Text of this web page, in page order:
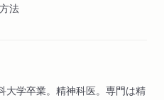
法
大学卒業。精神科医。専門は精